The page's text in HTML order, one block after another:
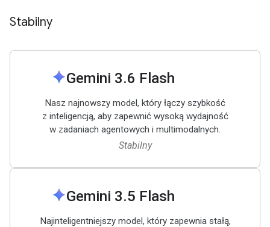
Stabilny
sparkGemini 3.6 Flash
Nasz najnowszy model, który łączy szybkość
z inteligencją, aby zapewnić wysoką wydajność
w zadaniach agentowych i multimodalnych.
Stabilny
sparkGemini 3.5 Flash
Najinteligentniejszy model, który zapewnia stałą,